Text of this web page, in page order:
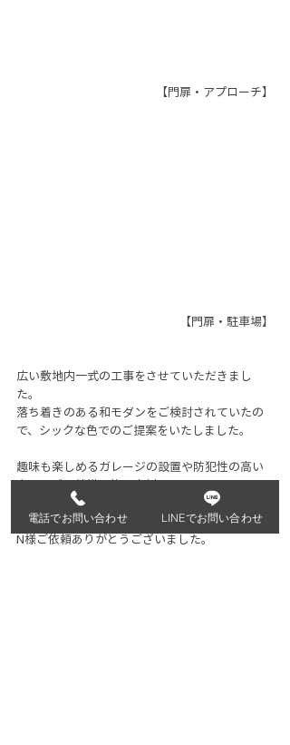
【門扉・アプローチ】
【門扉・駐車場】
広い敷地内一式の工事をさせていただきまし
た。
落ち着きのある和モダンをご検討されていたの
で、シックな色でのご提案をいたしました。
趣味も楽しめるガレージの設置や防犯性の高い
クローズド外構の施工事例です。
お庭はインターロッキングを敷き玄関までフラ
ットになる様高低差を考慮しました。
N様ご依頼ありがとうございました。
電話でお問い合わせ LINEでお問い合わせ